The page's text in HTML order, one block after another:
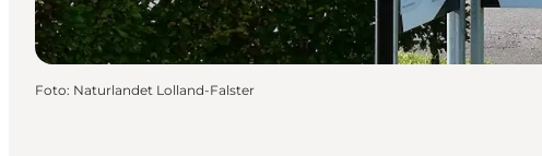
Foto: Naturlandet Lolland-Falster